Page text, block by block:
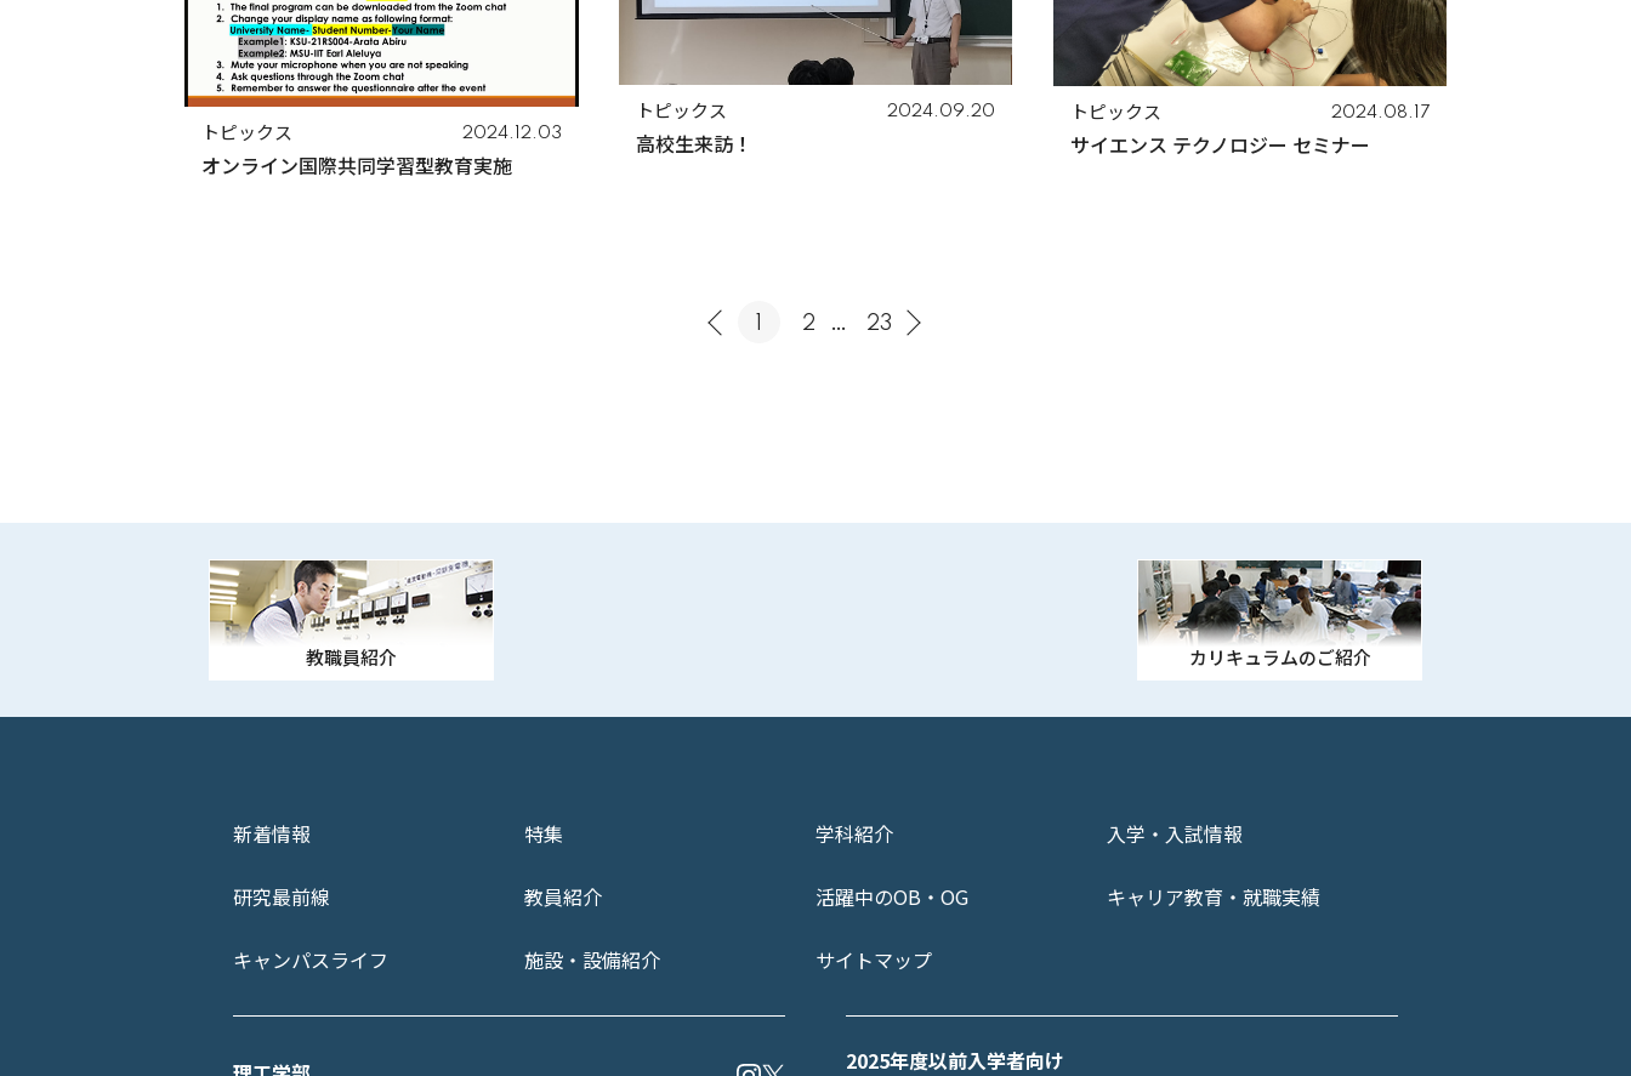
トピックス 2024.12.03
オンライン国際共同学習型教育実施
トピックス 2024.09.20
高校生来訪！
トピックス 2024.08.17
サイエンス テクノロジー セミナー
2 ... 23
教職員紹介 カリキュラムのご紹介
新着情報 特集 学科紹介 入学・入試情報
研究最前線 教員紹介 活躍中のOB・OG キャリア教育・就職実績
キャンパスライフ 施設・設備紹介 サイトマップ
2025年度以前入学者向け